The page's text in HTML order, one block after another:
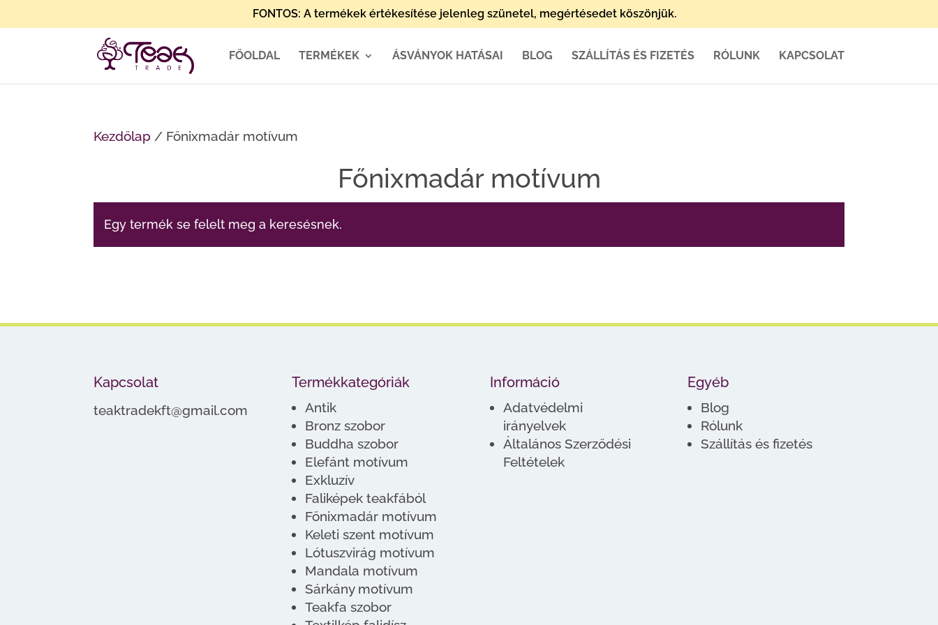
FONTOS: A termékek értékesítése jelenleg szünetel, megértésedet köszönjük.
FŐOLDAL TERMÉKEK ÁSVÁNYOK HATÁSAI BLOG SZÁLLÍTÁS ÉS FIZETÉS RÓLUNK KAPCSOLAT
Kezdőlap / Főnixmadár motívum
Főnixmadár motívum
Egy termék se felelt meg a keresésnek.
Kapcsolat
teaktradekft@gmail.com
Termékkategóriák
Antik
Bronz szobor
Buddha szobor
Elefánt motívum
Exkluzív
Faliképek teakfából
Főnixmadár motívum
Keleti szent motívum
Lótuszvirág motívum
Mandala motívum
Sárkány motívum
Teakfa szobor
Információ
Adatvédelmi
irányelvek
Általános Szerződési
Feltételek
Egyéb
Blog
Rólunk
Szállítás és fizetés